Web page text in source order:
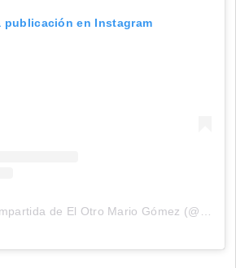
publicación en Instagram